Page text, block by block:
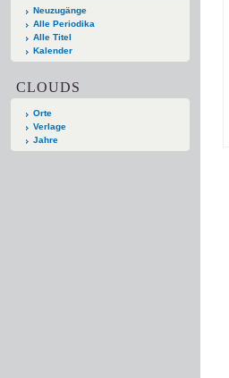
Neuzugänge
Alle Periodika
Alle Titel
Kalender
CLOUDS
Orte
Verlage
Jahre